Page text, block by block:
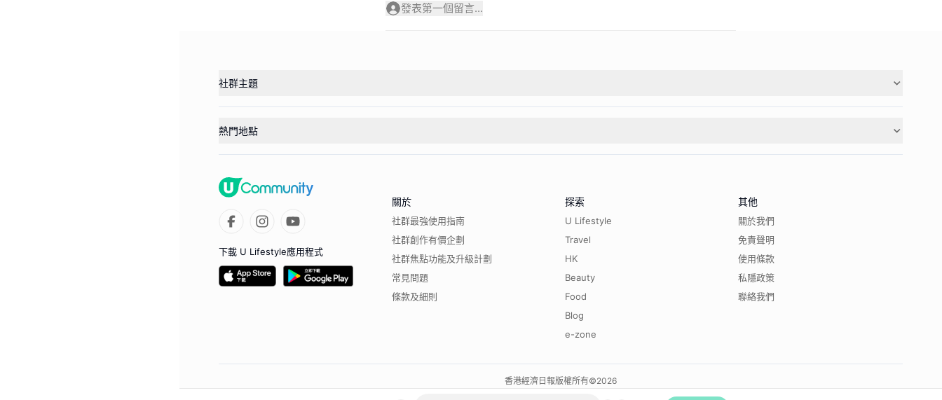
發表第一個留言...
社群主題
熱門地點
下載 U Lifestyle應用程式
關於
社群最強使用指南
社群創作有價企劃
社群焦點功能及升級計劃
常見問題
條款及細則
探索
U Lifestyle
Travel
HK
Beauty
Food
Blog
e-zone
其他
關於我們
免責聲明
使用條款
私隱政策
聯絡我們
香港經濟日報版權所有©2026